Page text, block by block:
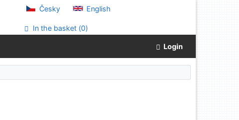
Česky English
In the basket (0)
Login